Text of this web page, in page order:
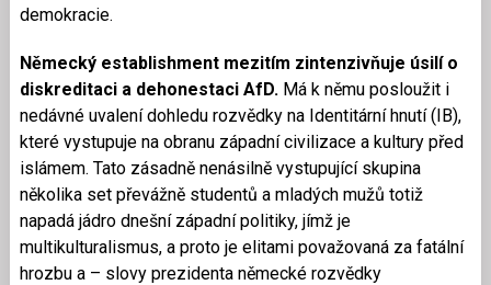
demokracie.
Německý establishment mezitím zintenzivňuje úsilí o
diskreditaci a dehonestaci AfD. Má k němu posloužit i
nedávné uvalení dohledu rozvědky na Identitární hnutí (IB),
které vystupuje na obranu západní civilizace a kultury před
islámem. Tato zásadně nenásilně vystupující skupina
několika set převážně studentů a mladých mužů totiž
napadá jádro dnešní západní politiky, jímž je
multikulturalismus, a proto je elitami považovaná za fatální
hrozbu a – slovy prezidenta německé rozvědky